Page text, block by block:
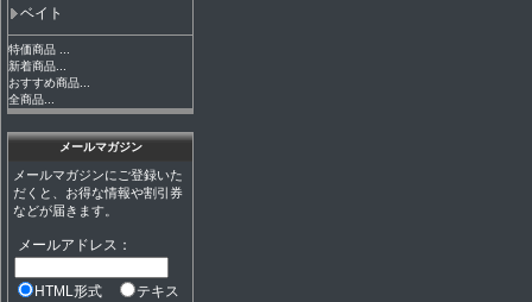
ベイト
特価商品 ...
新着商品...
おすすめ商品...
全商品...
メールマガジン
メールマガジンにご登録いた
だくと、お得な情報や割引券
などが届きます。
メールアドレス：
HTML形式
テキス